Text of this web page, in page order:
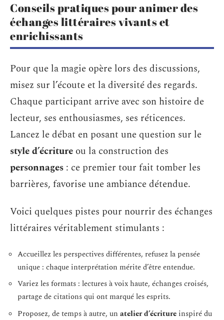
Conseils pratiques pour animer des
échanges littéraires vivants et
enrichissants
Pour que la magie opère lors des discussions,
misez sur l’écoute et la diversité des regards.
Chaque participant arrive avec son histoire de
lecteur, ses enthousiasmes, ses réticences.
Lancez le débat en posant une question sur le
style d’écriture ou la construction des
personnages : ce premier tour fait tomber les
barrières, favorise une ambiance détendue.
Voici quelques pistes pour nourrir des échanges
littéraires véritablement stimulants :
Accueillez les perspectives différentes, refusez la pensée
unique : chaque interprétation mérite d’être entendue.
Variez les formats : lectures à voix haute, échanges croisés,
partage de citations qui ont marqué les esprits.
Proposez, de temps à autre, un atelier d’écriture inspiré du